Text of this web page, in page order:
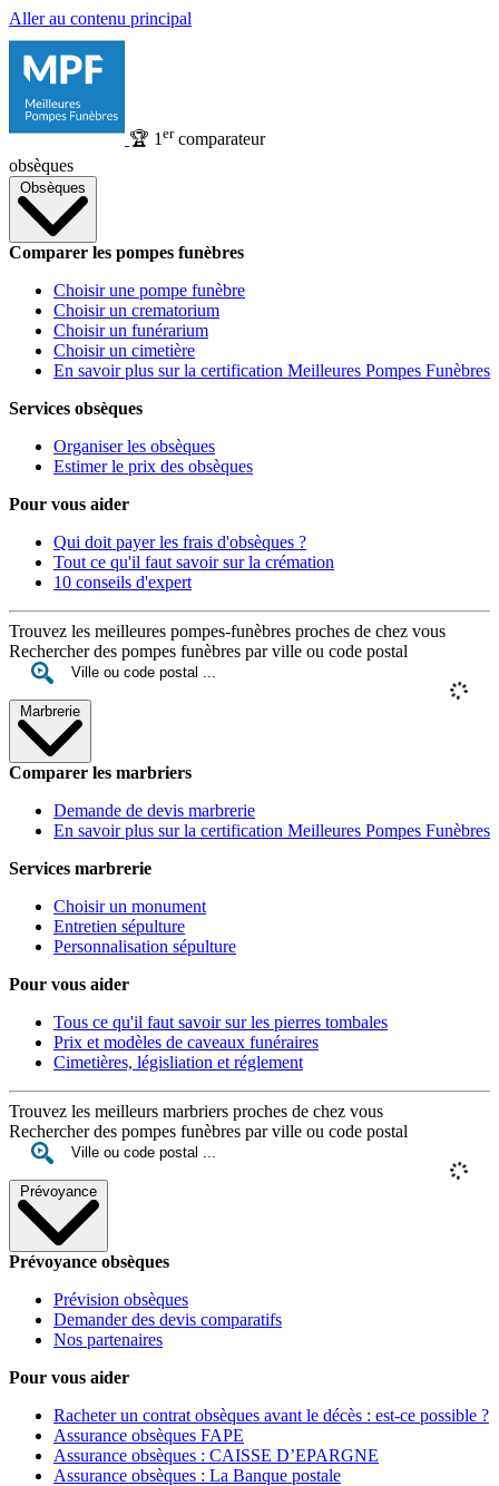
Aller au contenu principal
🏆 1 ercomparateur
obsèques
Obsèques
Comparer les pompes funèbres
Choisir une pompe funèbre
Choisir un crematorium
Choisir un funérarium
Choisir un cimetière
En savoir plus sur la certification Meilleures Pompes Funèbres
Services obsèques
Organiser les obsèques
Estimer le prix des obsèques
Pour vous aider
Qui doit payer les frais d'obsèques ?
Tout ce qu'il faut savoir sur la crémation
10 conseils d'expert
Trouvez les meilleures pompes-funèbres proches de chez vous
Rechercher des pompes funèbres par ville ou code postal
Marbrerie
Comparer les marbriers
Demande de devis marbrerie
En savoir plus sur la certification Meilleures Pompes Funèbres
Services marbrerie
Choisir un monument
Entretien sépulture
Personnalisation sépulture
Pour vous aider
Tous ce qu'il faut savoir sur les pierres tombales
Prix et modèles de caveaux funéraires
Cimetières, législiation et réglement
Trouvez les meilleurs marbriers proches de chez vous
Rechercher des pompes funèbres par ville ou code postal
Prévoyance
Prévoyance obsèques
Prévision obsèques
Demander des devis comparatifs
Nos partenaires
Pour vous aider
Racheter un contrat obsèques avant le décès : est-ce possible ?
Assurance obsèques FAPE
Assurance obsèques : CAISSE D’EPARGNE
Assurance obsèques : La Banque postale